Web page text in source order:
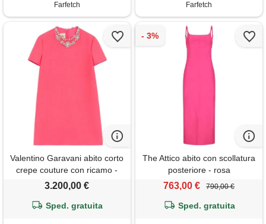
Farfetch
Farfetch
Valentino Garavani abito corto
crepe couture con ricamo -
rosa
3.200,00 €
Sped. gratuita
The Attico abito con scollatura
posteriore - rosa
763,00 € 790,00 €
Sped. gratuita